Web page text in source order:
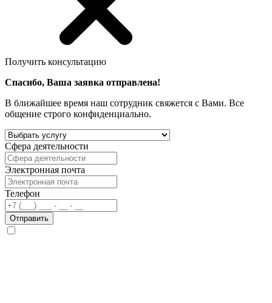
Получить консультацию
Спасибо, Ваша заявка отправлена!
В ближайшее время наш сотрудник свяжется с Вами. Все
общение строго конфиденциально.
Сфера деятельности
Электронная почта
Телефон
Отправить